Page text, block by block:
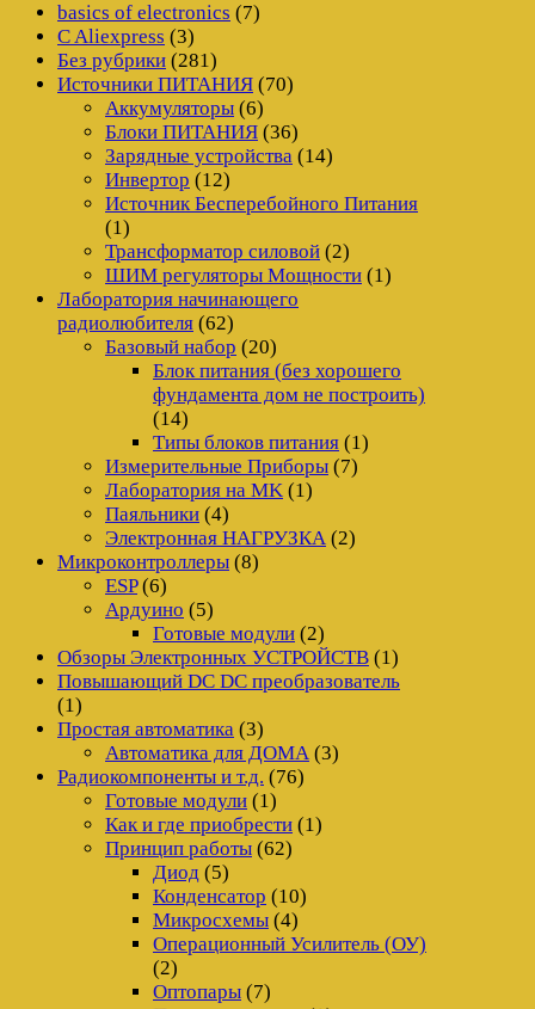
basics of electronics (7)
C Aliexpress (3)
Без рубрики (281)
Источники ПИТАНИЯ (70)
Аккумуляторы (6)
Блоки ПИТАНИЯ (36)
Зарядные устройства (14)
Инвертор (12)
Источник Бесперебойного Питания
(1)
Трансформатор силовой (2)
ШИМ регуляторы Мощности (1)
Лаборатория начинающего
радиолюбителя (62)
Базовый набор (20)
Блок питания (без хорошего
фундамента дом не построить)
(14)
Типы блоков питания (1)
Измерительные Приборы (7)
Лаборатория на MK (1)
Паяльники (4)
Электронная НАГРУЗКА (2)
Микроконтроллеры (8)
ESP(6)
Ардуино (5)
Готовые модули (2)
Обзоры Электронных УСТРОЙСТВ (1)
Повышающий DC DC преобразователь
(1)
Простая автоматика (3)
Автоматика для ДОМА (3)
Радиокомпоненты и т.д. (76)
Готовые модули (1)
Как и где приобрести (1)
Принцип работы (62)
Диод (5)
Конденсатор (10)
Микросхемы (4)
Операционный Усилитель (ОУ)
(2)
Оптопары (7)